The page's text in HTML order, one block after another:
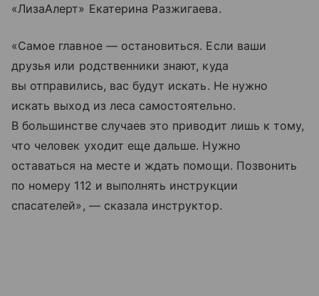
«ЛизаАлерт» Екатерина Разжигаева.
«Самое главное — остановиться. Если ваши
друзья или родственники знают, куда
вы отправились, вас будут искать. Не нужно
искать выход из леса самостоятельно.
В большинстве случаев это приводит лишь к тому,
что человек уходит еще дальше. Нужно
оставаться на месте и ждать помощи. Позвонить
по номеру 112 и выполнять инструкции
спасателей», — сказала инструктор.